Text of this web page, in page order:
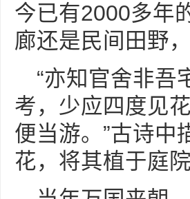
今已有2000多年
廊还是民间田野
“亦知官舍非吾
考，少应四度见
便当游。”古诗中
花，将其植于庭院